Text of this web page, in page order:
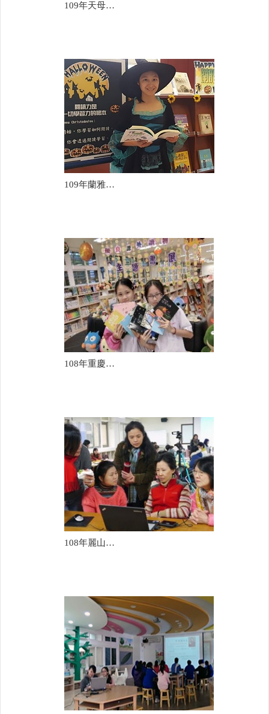
109年天母國中
109年蘭雅國中(洪莠茹)
108年重慶國中(柯靜如)
108年麗山國中(陳歆瑜)